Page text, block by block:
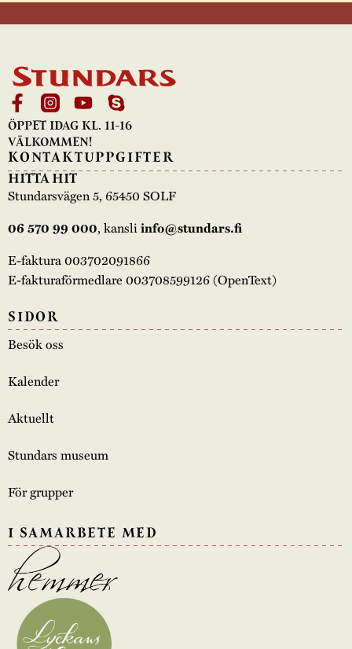
ÖPPET IDAG KL. 11-16
VÄLKOMMEN!
KONTAKTUPPGIFTER
HITTA HIT
Stundarsvägen 5, 65450 SOLF
06 570 99 000, kansliinfo@stundars.fi
E-faktura 003702091866
E-fakturaförmedlare 003708599126 (OpenText)
SIDOR
Besök oss
Kalender
Aktuellt
Stundars museum
För grupper
I SAMARBETE MED